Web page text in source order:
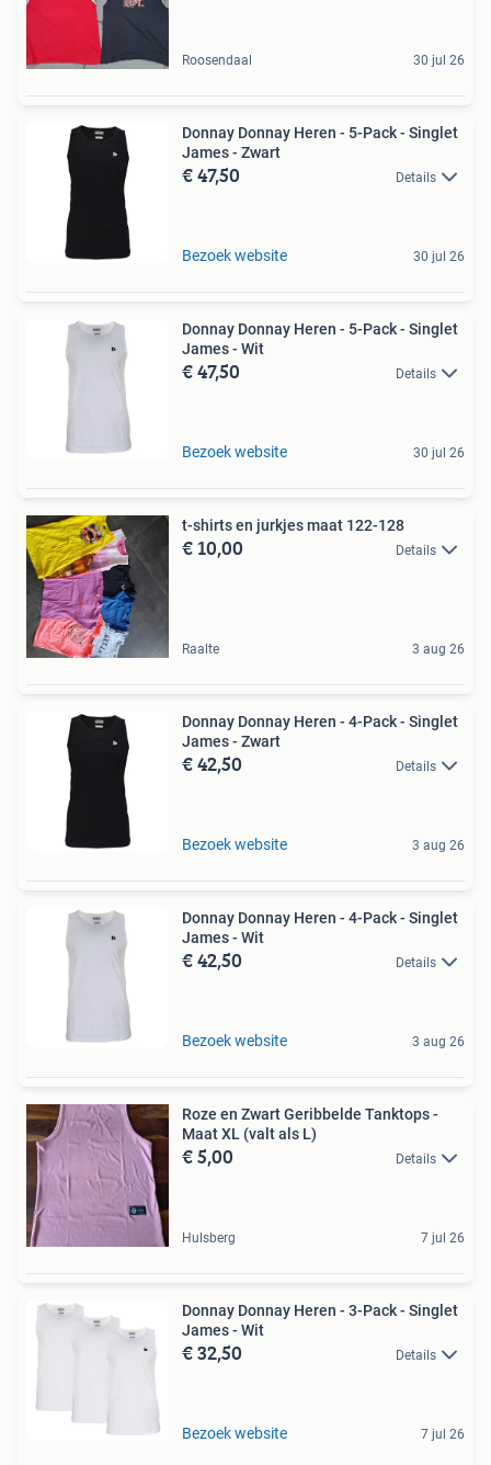
Roosendaal 30 jul 26
Donnay Donnay Heren - 5-Pack - Singlet
James - Zwart
€ 47,50 Details
Bezoek website 30 jul 26
Donnay Donnay Heren - 5-Pack - Singlet
James - Wit
€ 47,50 Details
Bezoek website 30 jul 26
t-shirts en jurkjes maat 122-128
€ 10,00 Details
Raalte 3 aug 26
Donnay Donnay Heren - 4-Pack - Singlet
James - Zwart
€ 42,50 Details
Bezoek website 3 aug 26
Donnay Donnay Heren - 4-Pack - Singlet
James - Wit
€ 42,50 Details
Bezoek website 3 aug 26
Roze en Zwart Geribbelde Tanktops -
Maat XL (valt als L)
€ 5,00 Details
Hulsberg 7 jul 26
Donnay Donnay Heren - 3-Pack - Singlet
James - Wit
€ 32,50 Details
Bezoek website 7 jul 26